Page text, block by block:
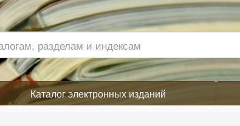
Каталог электронных изданий